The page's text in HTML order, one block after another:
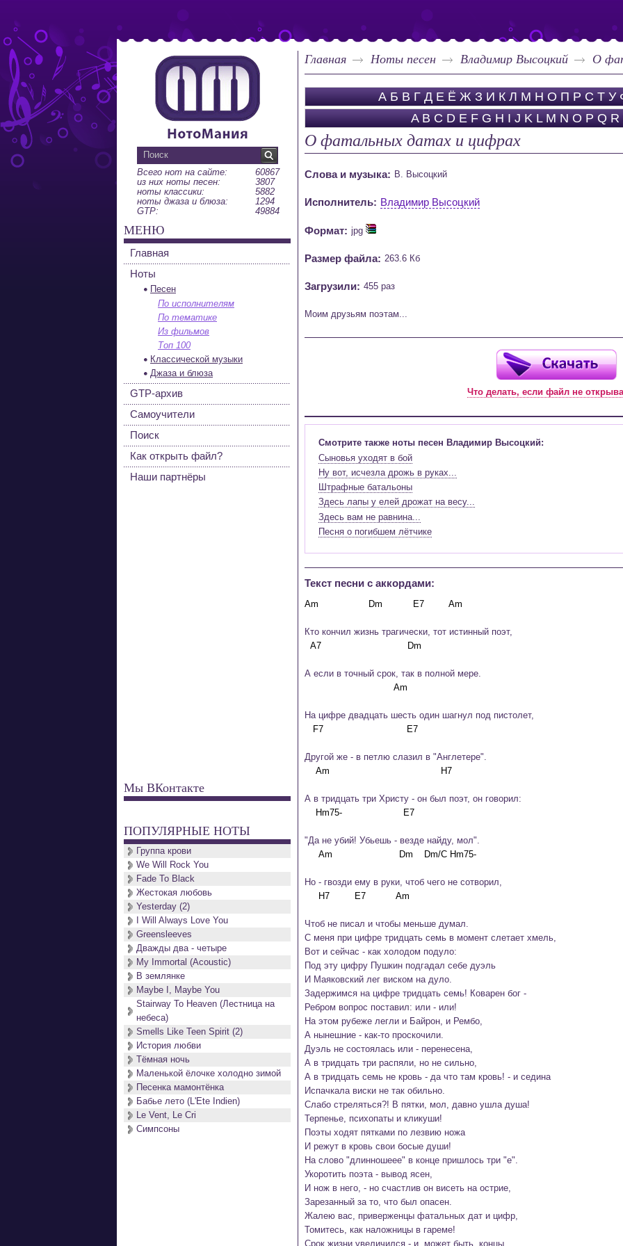
Главная Ноты песен Владимир Высоцкий О
А Б В Г Д Е Ё Ж З И К Л М Н О П Р С Т У
A B C D E F G H I J K L M N O P Q R
О фатальных датах и цифрах
Слова и музыка: В. Высоцкий
Исполнитель: Владимир Высоцкий
Формат: jpg
Размер файла: 263.6 Кб
Загрузили: 455 раз
Моим друзьям поэтам...
Что делать, если файл не
Смотрите также ноты песен Владимир Высоцкий:
Сыновья уходят в бой
Ну вот, исчезла дрожь в руках...
Штрафные батальоны
Здесь лапы у елей дрожат на весу...
Здесь вам не равнина...
Песня о погибшем лётчике
Текст песни c аккордами:
Кто кончил жизнь трагически, тот истинный поэт,
А если в точный срок, так в полной мере.
На цифре двадцать шесть один шагнул под пистолет,
Другой же - в петлю слазил в "Англетере".
А в тридцать три Христу - он был поэт, он говорил:
"Да не убий! Убьешь - везде найду, мол".
Но - гвозди ему в руки, чтоб чего не сотворил,
Чтоб не писал и чтобы меньше думал.
С меня при цифре тридцать семь в момент слетает хмель,
Вот и сейчас - как холодом подуло:
Под эту цифру Пушкин подгадал себе дуэль
И Маяковский лег виском на дуло.
Задержимся на цифре тридцать семь! Коварен бог -
Ребром вопрос поставил: или - или!
На этом рубеже легли и Байрон, и Рембо,
А нынешние - как-то проскочили.
Дуэль не состоялась или - перенесена,
А в тридцать три распяли, но не сильно,
А в тридцать семь не кровь - да что там кровь! - и седина
Испачкала виски не так обильно.
Слабо стреляться?! В пятки, мол, давно ушла душа!
Терпенье, психопаты и кликуши!
Поэты ходят пятками по лезвию ножа
И режут в кровь свои босые души!
На слово "длинношеее" в конце пришлось три "е".
Укоротить поэта - вывод ясен,
И нож в него, - но счастлив он висеть на острие,
Зарезанный за то, что был опасен.
Жалею вас, приверженцы фатальных дат и цифр,
Томитесь, как наложницы в гареме!
Срок жизни увеличился - и, может быть, концы
Всего нот на сайте:
60867
из них ноты песен:
3807
ноты классики:
5882
ноты джаза и блюза:
1294
GTP:
49884
МЕНЮ
Главная
Ноты
Песен
По исполнителям
По тематике
Из фильмов
Топ 100
Классической музыки
Джаза и блюза
GTP-архив
Самоучители
Поиск
Как открыть файл?
Наши партнёры
Мы ВКонтакте
ПОПУЛЯРНЫЕ НОТЫ
Группа крови
We Will Rock You
Fade To Black
Жестокая любовь
Yesterday (2)
I Will Always Love You
Greensleeves
Дважды два - четыре
My Immortal (Acoustic)
В землянке
Maybe I, Maybe You
Stairway To Heaven (Лестница на
небеса)
Smells Like Teen Spirit (2)
История любви
Тёмная ночь
Маленькой ёлочке холодно зимой
Песенка мамонтёнка
Бабье лето (L'Ete Indien)
Le Vent, Le Cri
Симпсоны